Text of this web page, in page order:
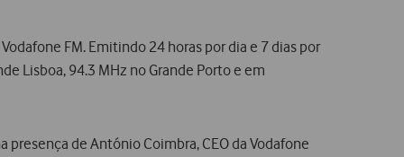
FM. Emitindo 24 horas por dia e 7 dias por
Lisboa, 94.3 MHz no Grande Porto e em
de António Coimbra, CEO da Vodafone